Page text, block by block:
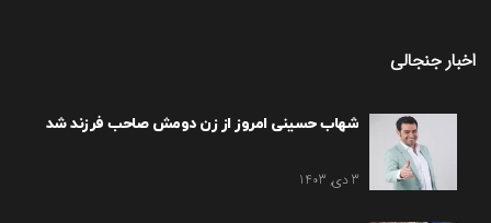
اخبار جنجالی
شهاب حسینی امروز از زن دومش صاحب فرزند شد
3 دی, 1403